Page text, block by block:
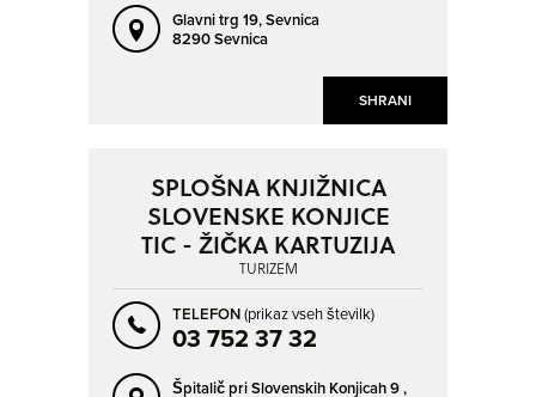
SHRANI
Glavni trg 19,Sevnica
8290 Sevnica
SPLOŠNA KNJIŽNICA
SLOVENSKE KONJICE
TIC - ŽIČKA KARTUZIJA
TURIZEM
TELEFON(prikaz vseh številk)
03 752 37 32
Špitalič pri Slovenskih Konjicah 9 ,